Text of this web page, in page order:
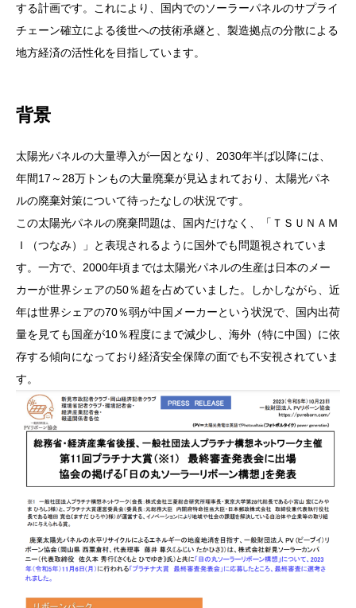
する計画です。これにより、国内でのソーラーパネルのサプライ
チェーン確立による後世への技術承継と、製造拠点の分散による
地方経済の活性化を目指しています。
背景
太陽光パネルの大量導入が一因となり、2030年半ば以降には、
年間17～28万トンもの大量廃棄が見込まれており、太陽光パネ
ルの廃棄対策について待ったなしの状況です。
この太陽光パネルの廃棄問題は、国内だけなく、「ＴＳＵＮＡＭ
Ｉ（つなみ）」と表現されるように国外でも問題視されていま
す。一方で、2000年頃までは太陽光パネルの生産は日本のメー
カーが世界シェアの50％超を占めていました。しかしながら、近
年は世界シェアの70％弱が中国メーカーという状況で、国内出荷
量を見ても国産が10％程度にまで減少し、海外（特に中国）に依
存する傾向になっており経済安全保障の面でも不安視されていま
す。